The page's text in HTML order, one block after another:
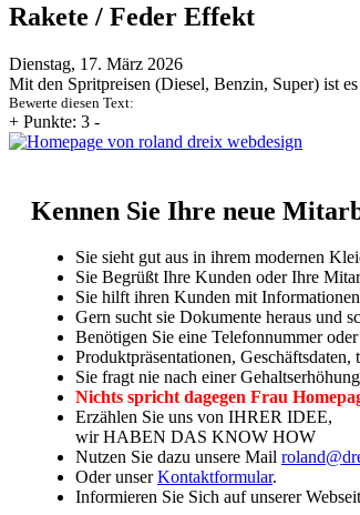
Rakete / Feder Effekt
Dienstag, 17. März 2026
Mit den Spritpreisen (Diesel, Benzin, Super) ist
Bewerte diesen Text:
+ Punkte: 3 -
Kennen Sie Ihre neue
Sie sieht gut aus in ihrem modernen
Sie Begrüßt Ihre Kunden oder Ihre
Sie hilft ihren Kunden mit
Gern sucht sie Dokumente heraus und
Benötigen Sie eine Telefonnummer
Produktpräsentationen,
Sie fragt nie nach einer
Nichts spricht dagegen Frau
Erzählen Sie uns von IHRER IDEE,
wir HABEN DAS KNOW HOW
Nutzen Sie dazu unsere Mail
Oder unserKontaktformular.
Informieren Sie Sich auf unserer